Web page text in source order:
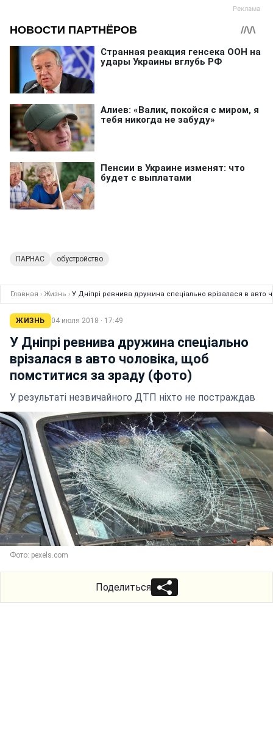
ПАРНАС обустройство
Главная › Жизнь › У Дніпрі ревнива дружина спеціально врізалася в авто
ЖИЗНЬ 04 июля 2018 · 17:49
У Дніпрі ревнива дружина спеціально
врізалася в авто чоловіка, щоб
помститися за зраду (фото)
У результаті незвичайного ДТП ніхто не постраждав
Фото: pexels.com
Поделиться